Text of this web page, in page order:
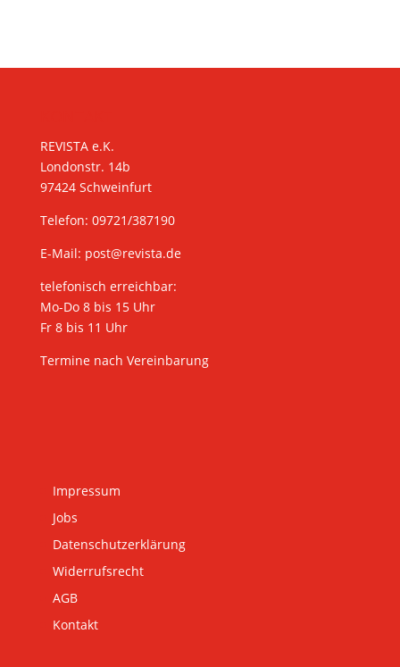
REVISTA e.K.
Londonstr. 14b
97424 Schweinfurt
Telefon: 09721/387190
E-Mail: post@revista.de
telefonisch erreichbar:
Mo-Do 8 bis 15 Uhr
Fr 8 bis 11 Uhr
Termine nach Vereinbarung
Impressum
Jobs
Datenschutzerklärung
Widerrufsrecht
AGB
Kontakt